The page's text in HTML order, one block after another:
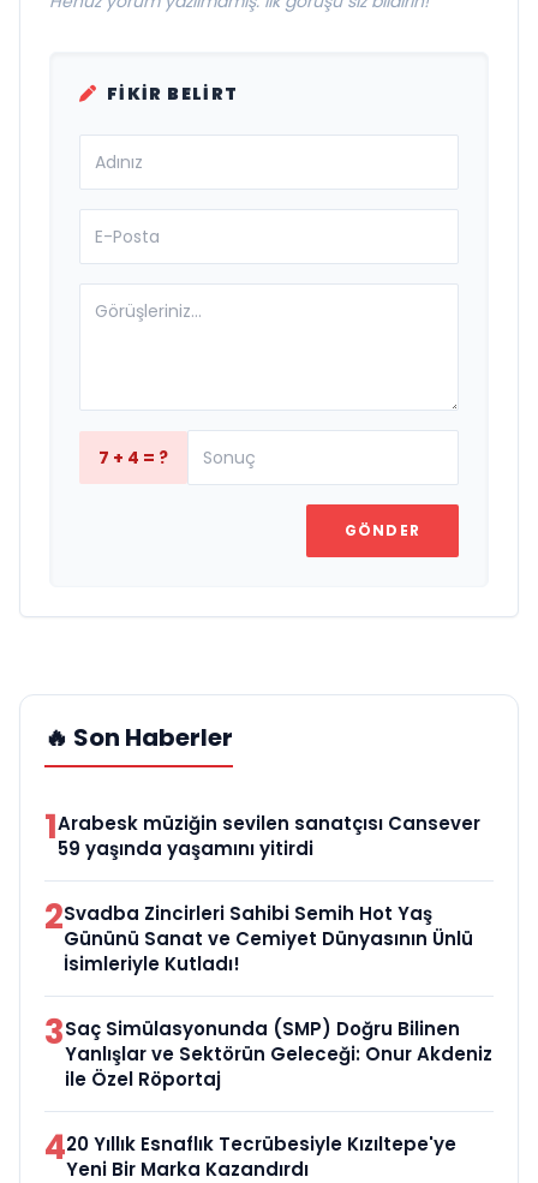
FIKIR BELIRT
7 + 4 = ?
GÖNDER
🔥 Son Haberler
1Arabesk müziğin sevilen sanatçısı Cansever
59 yaşında yaşamını yitirdi
2Svadba Zincirleri Sahibi Semih Hot Yaş
Gününü Sanat ve Cemiyet Dünyasının Ünlü
İsimleriyle Kutladı!
3Saç Simülasyonunda (SMP) Doğru Bilinen
Yanlışlar ve Sektörün Geleceği: Onur Akdeniz
ile Özel Röportaj
420 Yıllık Esnaflık Tecrübesiyle Kızıltepe'ye
Yeni Bir Marka Kazandırdı